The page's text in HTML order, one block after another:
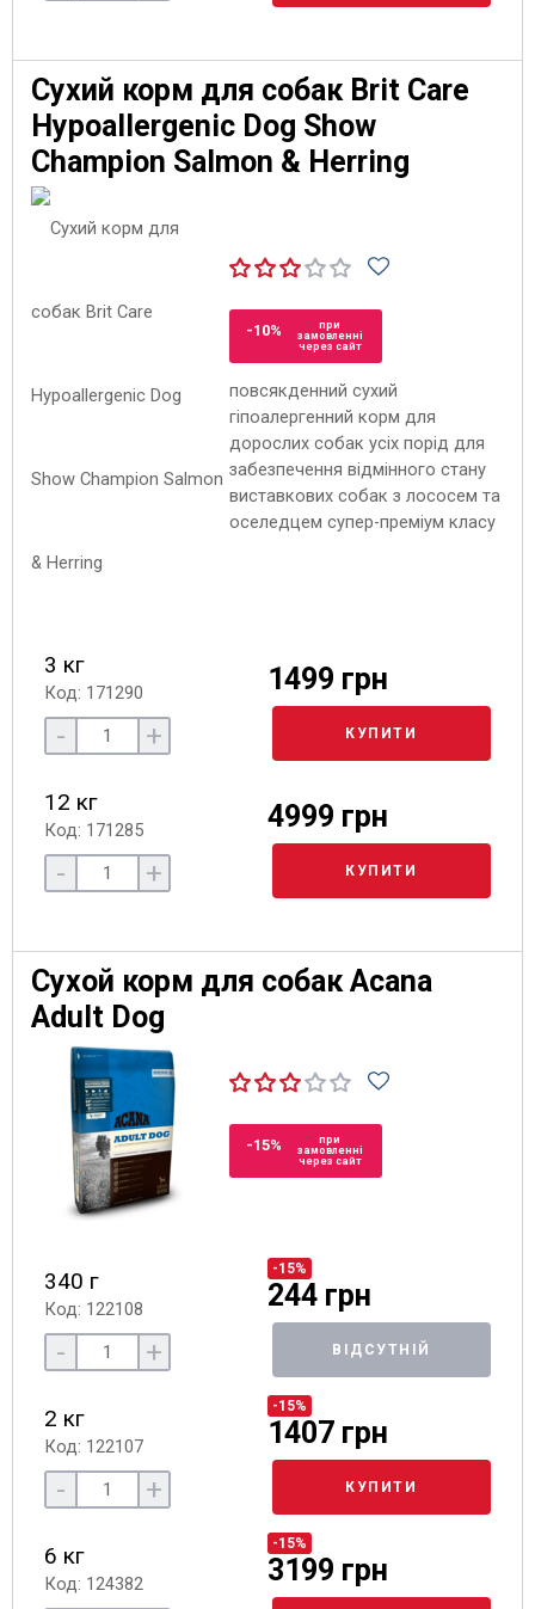
Сухий корм для собак Brit Care
Hypoallergenic Dog Show
Champion Salmon & Herring
-10%
при
замовленні
через сайт
повсякденний сухий
гіпоалергенний корм для
дорослих собак усіх порід для
забезпечення відмінного стану
виставкових собак з лососем та
оселедцем супер-преміум класу
3 кг
Код: 171290 1499 грн
- + КУПИТИ
12 кг
Код: 171285 4999 грн
- + КУПИТИ
Сухой корм для собак Acana
Adult Dog
-15%
при
замовленні
через сайт
340 г
Код: 122108
-15%
244 грн
- + ВІДСУТНІЙ
2 кг
Код: 122107
-15%
1407 грн
- + КУПИТИ
6 кг
Код: 124382
-15%
3199 грн